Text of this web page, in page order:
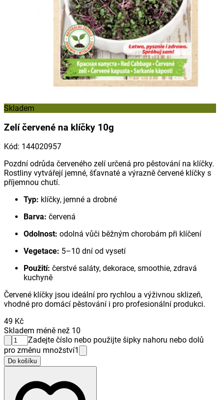
Skladem
Zelí červené na klíčky 10g
Kód: 144020957
Pozdní odrůda červeného zelí určená pro pěstování na klíčky.
Rostliny vytvářejí jemné, šťavnaté a výrazně červené klíčky s
příjemnou chutí.
Typ: klíčky, jemné a drobné
Barva: červená
Odolnost: odolná vůči běžným chorobám při klíčení
Vegetace: 5–10 dní od vysetí
Použití: čerstvé saláty, dekorace, smoothie, zdravá
kuchyně
Červené klíčky jsou ideální pro rychlou a výživnou sklizeň,
vhodné pro domácí pěstování i pro profesionální produkci.
49 Kč
Skladem méně než 10
Zadejte číslo nebo použijte šipky nahoru nebo dolů
pro změnu množství1
Do košíku